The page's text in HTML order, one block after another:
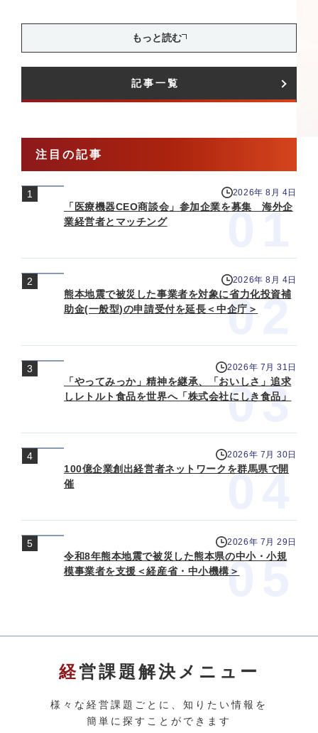
もっと読む
記事一覧
注目の記事
2026年 8月 4日
「医療機器CEO商談会」参加企業を募集 海外企
業経営者とマッチング
2026年 8月 4日
熊本地震で被災した事業者を対象に省力化投資補
助金(一般型)の申請受付を延長＜中企庁＞
2026年 7月 31日
「やってみっか」精神を継承、「おいしさ」追求
しレトルト食品を世界へ「株式会社にしき食品」
2026年 7月 30日
100億企業創出経営者ネットワークを群馬県で開
催
2026年 7月 29日
令和8年熊本地震で被災した熊本県の中小・小規
模事業者を支援＜経産省・中小機構＞
経営課題解決メニュー
様々な経営課題ごとに、知りたい情報を
簡単に探すことができます